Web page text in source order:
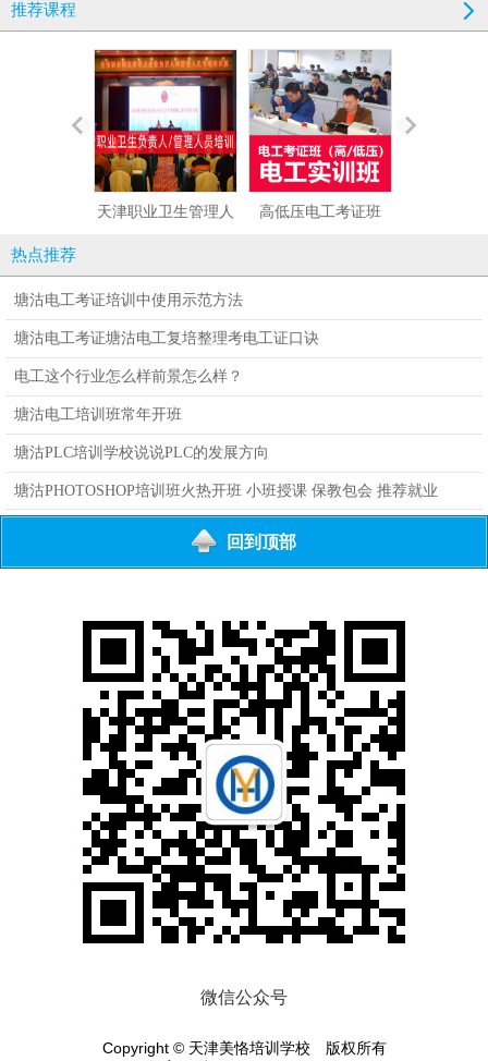
推荐课程
天津职业卫生管理人 高低压电工考证班
热点推荐
塘沽电工考证培训中使用示范方法
塘沽电工考证塘沽电工复培整理考电工证口诀
电工这个行业怎么样前景怎么样？
塘沽电工培训班常年开班
塘沽PLC培训学校说说PLC的发展方向
塘沽PHOTOSHOP培训班火热开班 小班授课 保教包会 推荐就业
回到顶部
微信公众号
Copyright © 天津美恪培训学校 版权所有